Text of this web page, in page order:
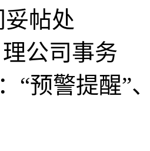
帖处
事务
“预警提醒”